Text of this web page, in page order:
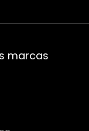
marcas